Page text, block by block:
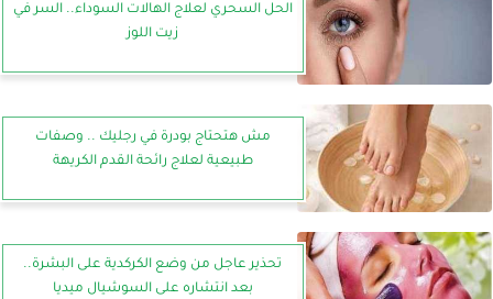
الحل السحري لعلاج الهالات السوداء.. السر في
زيت اللوز
مش هتحتاج بودرة في رجليك .. وصفات
طبيعية لعلاج رائحة القدم الكريهة
تحذير عاجل من وضع الكركدية على البشرة..
بعد انتشاره على السوشيال ميديا